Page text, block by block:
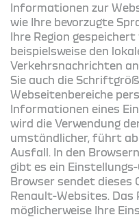
Informationen zur
wie Ihre bevorzugte
Ihre Region
beispielsweise den
Verkehrsnachrichten
Sie auch die
Webseitenbereiche
Informationen eines
wird die Verwendung
umständlicher, führt
Ausfall. In den
gibt es ein Einstellungs-
Browser sendet dieses
Renault-Websites. Das
möglicherweise Ihre